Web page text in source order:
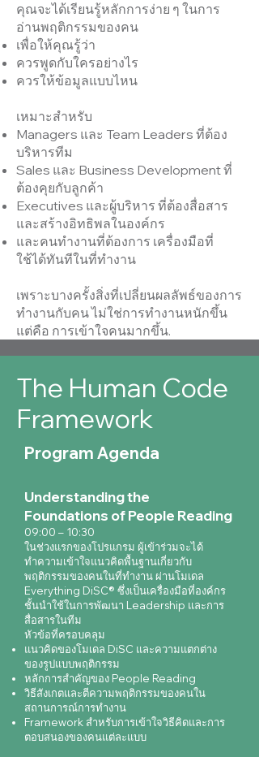
คุณจะได้เรียนรู้หลักการง่าย ๆ ในการ
อ่านพฤติกรรมของคน
เพื่อให้คุณรู้ว่า
ควรพูดกับใครอย่างไร
ควรให้ข้อมูลแบบไหน
เหมาะสำหรับ
Managers และ Team Leaders ที่ต้อง
บริหารทีม
Sales และ Business Development ที่
ต้องคุยกับลูกค้า
Executives และผู้บริหาร ที่ต้องสื่อสาร
และสร้างอิทธิพลในองค์กร
และคนทำงานที่ต้องการ เครื่องมือที่
ใช้ได้ทันทีในที่ทำงาน
เพราะบางครั้งสิ่งที่เปลี่ยนผลลัพธ์ของการ
ทำงานกับคน ไม่ใช่การทำงานหนักขึ้น
แต่คือ การเข้าใจคนมากขึ้น.
The Human Code
Framework
Program Agenda
Understanding the
Foundations of People Reading
09:00 – 10:30
ในช่วงแรกของโปรแกรม ผู้เข้าร่วมจะได้
ทำความเข้าใจแนวคิดพื้นฐานเกี่ยวกับ
พฤติกรรมของคนในที่ทำงาน ผ่านโมเดล
Everything DiSC® ซึ่งเป็นเครื่องมือที่องค์กร
ชั้นนำใช้ในการพัฒนา Leadership และการ
สื่อสารในทีม
หัวข้อที่ครอบคลุม
แนวคิดของโมเดล DiSC และความแตกต่าง
ของรูปแบบพฤติกรรม
หลักการสำคัญของ People Reading
วิธีสังเกตและตีความพฤติกรรมของคนใน
สถานการณ์การทำงาน
Framework สำหรับการเข้าใจวิธีคิดและการ
ตอบสนองของคนแต่ละแบบ